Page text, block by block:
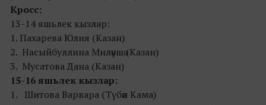
Кросс:
13-14 яшьлек кызлар:
1. Пахарева Юлия (Казан)
2. Насыйбуллина Миләүшә (Казан)
3. Мусатова Дана (Казан)
15-16 яшьлек кызлар:
1. Шитова Варвара (Түбән Кама)